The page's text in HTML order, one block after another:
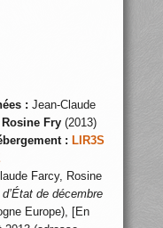
: Jean-Claude
Rosine Fry(2013)
: LIR3S
Farcy, Rosine
de décembre
Europe), [En